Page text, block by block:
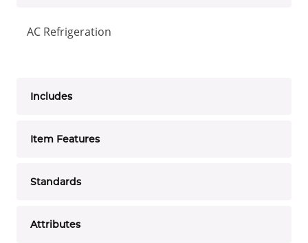
AC Refrigeration
Includes
Item Features
Standards
Attributes